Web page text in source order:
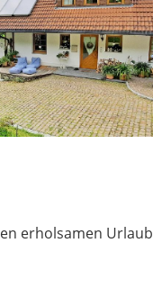
erholsamen Urlaub